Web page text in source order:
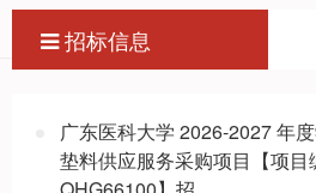
招标信息
广东医科大学 2026-2027 年
垫料供应服务采购项目【项